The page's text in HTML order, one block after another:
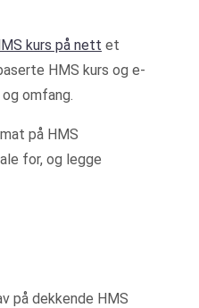
kurs på nett et
HMS kurs og e-
omfang.
på HMS
for, og legge
på dekkende HMS